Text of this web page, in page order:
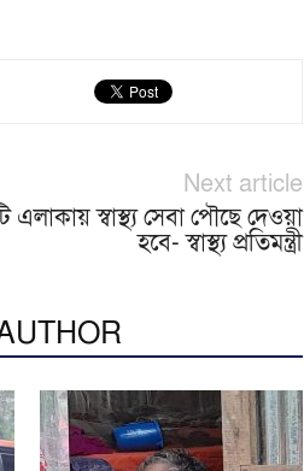
Next article
এলাকায় স্বাস্থ্য সেবা পৌছে দেওয়া
হবে- স্বাস্থ্য প্রতিমন্ত্রী